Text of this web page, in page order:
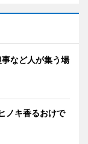
など人が集う場
ノキ香るおけで